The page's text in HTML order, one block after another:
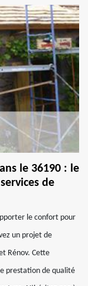
le 36190 : le
de
le confort pour
un projet de
Rénov. Cette
prestation de qualité